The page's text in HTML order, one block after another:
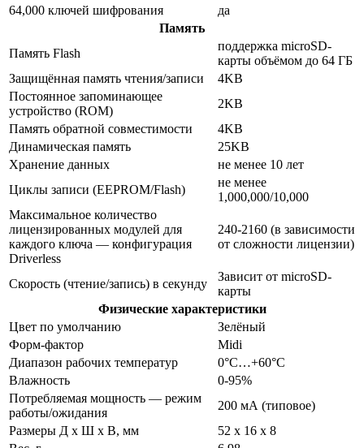
64,000 ключей шифрования
да
Память
Память Flash
поддержка microSD-
карты объёмом до 64 ГБ
Защищённая память чтения/записи
4KB
Постоянное запоминающее
устройство (ROM)
2KB
Память обратной совместимости
4KB
Динамическая память
25KB
Хранение данных
не менее 10 лет
Циклы записи (EEPROM/Flash)
не менее
1,000,000/10,000
Максимальное количество
лицензированных модулей для
каждого ключа — конфигурация
Driverless
240-2160 (в зависимости
от сложности лицензии)
Скорость (чтение/запись) в секунду
Зависит от microSD-
карты
Физические характеристики
Цвет по умолчанию
Зелёный
Форм-фактор
Midi
Диапазон рабочих температур
0°С…+60°С
Влажность
0-95%
Потребляемая мощность — режим
работы/ожидания
200 мА (типовое)
Размеры Д х Ш х В, мм
52 х 16 х 8